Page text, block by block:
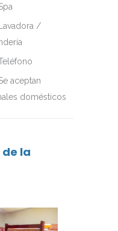
Lavadora /
aceptan
domésticos
la